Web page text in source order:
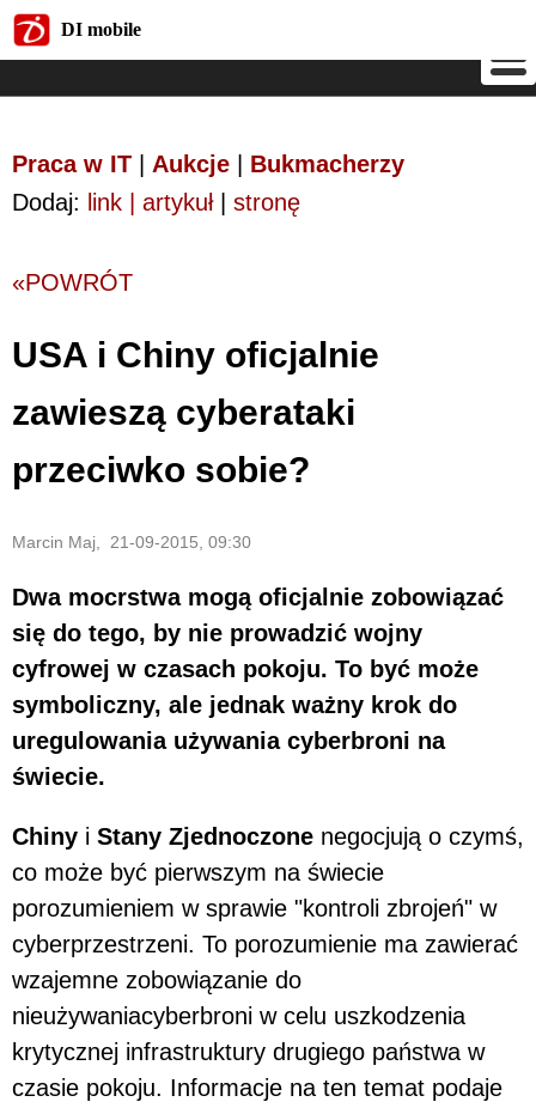
DI mobile
Praca w IT Aukcje
Bukmacherzy
Dodaj: link | artykuł| stronę
«POWRÓT
USA i Chiny oficjalnie
zawieszą cyberataki
przeciwko sobie?
Marcin Maj, 21-09-2015, 09:30
Dwa mocrstwa mogą oficjalnie zobowiązać
się do tego, by nie prowadzić wojny
cyfrowej w czasach pokoju. To być może
symboliczny, ale jednak ważny krok do
uregulowania używania cyberbroni na
świecie.
Chiny i Stany Zjednoczone negocjują o czymś,
co może być pierwszym na świecie
porozumieniem w sprawie "kontroli zbrojeń" w
cyberprzestrzeni. To porozumienie ma zawierać
wzajemne zobowiązanie do
nieużywaniacyberbroni w celu uszkodzenia
krytycznej infrastruktury drugiego państwa w
czasie pokoju. Informacje na ten temat podaje
DI mobile